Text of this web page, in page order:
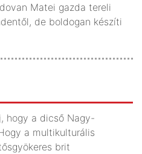
Matei gazda tereli
de boldogan készíti
hogy a dicső Nagy-
a multikulturális
brit